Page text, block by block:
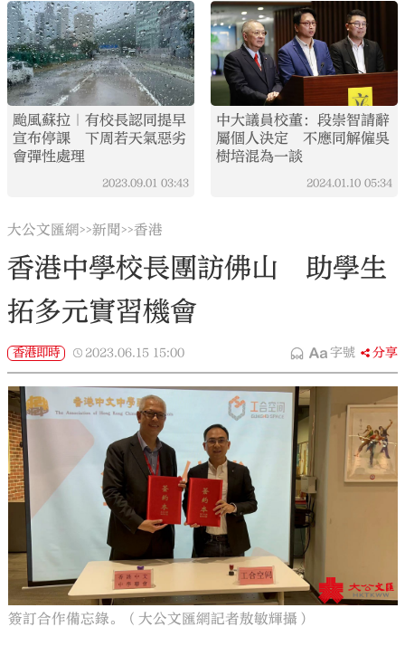
颱風蘇拉｜有校長認同提早
宣布停課 下周若天氣惡劣
會彈性處理
2023.09.01 03:43
中大議員校董：段崇智請辭
屬個人決定 不應同解僱吳
樹培混為一談
2024.01.10 05:34
大公文匯網>>新聞>>香港
香港中學校長團訪佛山 助學生
拓多元實習機會
香港即時 2023.06.15 15:00 字號 分享
簽訂合作備忘錄。（大公文匯網記者敖敏輝攝）